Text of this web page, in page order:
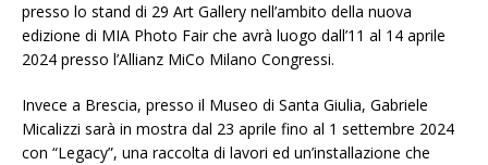
presso lo stand di 29 Art Gallery nell’ambito della nuova
edizione di MIA Photo Fair che avrà luogo dall’11 al 14 aprile
2024 presso l’Allianz MiCo Milano Congressi.
Invece a Brescia, presso il Museo di Santa Giulia, Gabriele
Micalizzi sarà in mostra dal 23 aprile fino al 1 settembre 2024
con “Legacy”, una raccolta di lavori ed un’installazione che